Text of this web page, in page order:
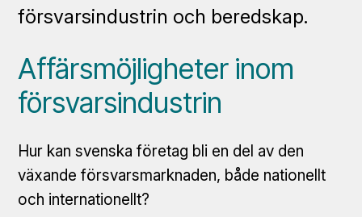
försvarsindustrin och beredskap.
Affärsmöjligheter inom
försvarsindustrin
Hur kan svenska företag bli en del av den
växande försvarsmarknaden, både nationellt
och internationellt?